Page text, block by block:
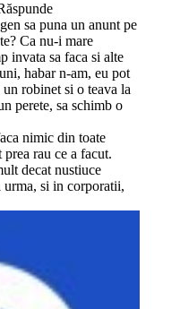
sa puna un anunt pe
Ca nu-i mare
invata sa faca si alte
habar n-am, eu pot
robinet si o teava la
perete, sa schimb o
nimic din toate
prea rau ce a facut.
decat nustiuce
si in corporatii,